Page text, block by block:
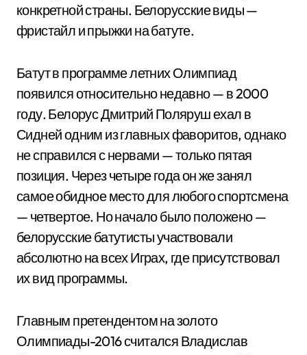
конкретной страны. Белорусские виды —
фристайл и прыжки на батуте.
Батут в программе летних Олимпиад
появился относительно недавно — в 2000
году. Белорус Дмитрий Поляруш ехал в
Сидней одним из главных фаворитов, однако
не справился с нервами — только пятая
позиция. Через четыре года он же занял
самое обидное место для любого спортсмена
— четвертое. Но начало было положено —
белорусские батутисты участвовали
абсолютно на всех Играх, где присутствовал
их вид программы.
Главным претендентом на золото
Олимпиады-2016 считался Владислав